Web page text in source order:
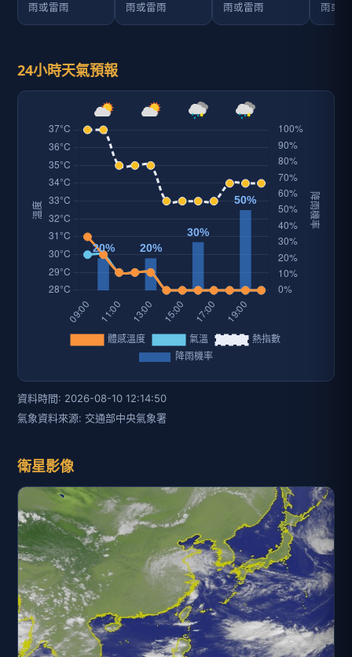
雨或雷雨
雨或雷雨
雨或雷雨
雨或
24小時天氣預報
資料時間: 2026-08-10 12:14:50
氣象資料來源: 交通部中央氣象署
衛星影像